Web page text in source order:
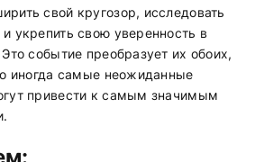
свой кругозор, исследовать
укрепить свою уверенность в
событие преобразует их обоих,
иногда самые неожиданные
привести к самым значимым